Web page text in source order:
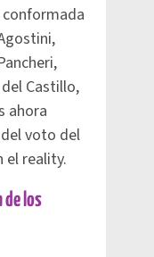
Castillo,
ahora
voto del
el reality.
de los